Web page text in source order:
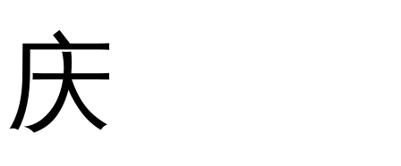
庆